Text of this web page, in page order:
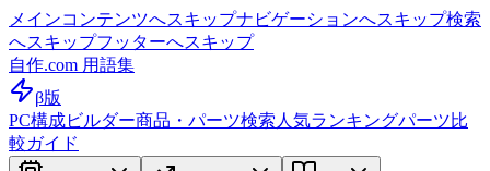
メインコンテンツへスキップナビゲーションへスキップ検索
へスキップフッターへスキップ
自作.com 用語集
β版
PC構成ビルダー商品・パーツ検索 人気ランキングパーツ比
較ガイド